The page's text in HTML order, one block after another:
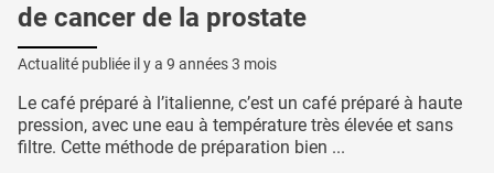
de cancer de la prostate
Actualité publiée il y a 9 années 3 mois
Le café préparé à l’italienne, c’est un café préparé à haute
pression, avec une eau à température très élevée et sans
filtre. Cette méthode de préparation bien ...